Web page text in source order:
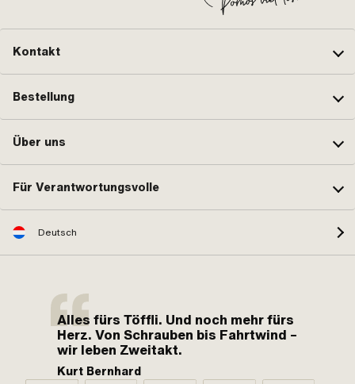
Kontakt
Bestellung
Über uns
Für Verantwortungsvolle
Deutsch
Alles fürs Töffli. Und noch mehr fürs
Herz. Von Schrauben bis Fahrtwind –
wir leben Zweitakt.
Kurt Bernhard